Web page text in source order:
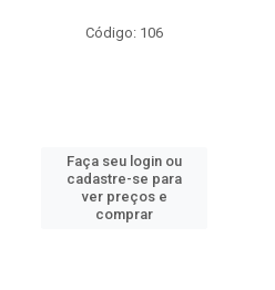
Código: 106
Faça seu login ou
cadastre-se para
ver preços e
comprar